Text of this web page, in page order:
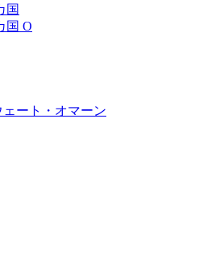
国
国 O
ート・オマーン